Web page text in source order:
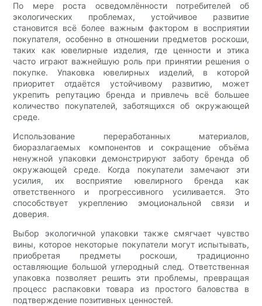
По мере роста осведомлённости потребителей об
экологических проблемах, устойчивое развитие
становится всё более важным фактором в восприятии
покупателя, особенно в отношении предметов роскоши,
таких как ювелирные изделия, где ценности и этика
часто играют важнейшую роль при принятии решения о
покупке. Упаковка ювелирных изделий, в которой
приоритет отдаётся устойчивому развитию, может
укрепить репутацию бренда и привлечь всё большее
количество покупателей, заботящихся об окружающей
среде.
Использование переработанных материалов,
биоразлагаемых компонентов и сокращение объёма
ненужной упаковки демонстрируют заботу бренда об
окружающей среде. Когда покупатели замечают эти
усилия, их восприятие ювелирного бренда как
ответственного и прогрессивного усиливается. Это
способствует укреплению эмоциональной связи и
доверия.
Выбор экологичной упаковки также смягчает чувство
вины, которое некоторые покупатели могут испытывать,
приобретая предметы роскоши, традиционно
оставляющие большой углеродный след. Ответственная
упаковка позволяет решить эти проблемы, превращая
процесс распаковки товара из простого баловства в
подтверждение позитивных ценностей.